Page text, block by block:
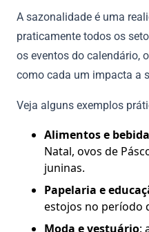
A sazonalidade é uma
praticamente todos os
os eventos do calendário,
como cada um impacta a
Veja alguns exemplos
Alimentos e
Natal, ovos de
juninas.
Papelaria e
estojos no período
Moda e vestuário: